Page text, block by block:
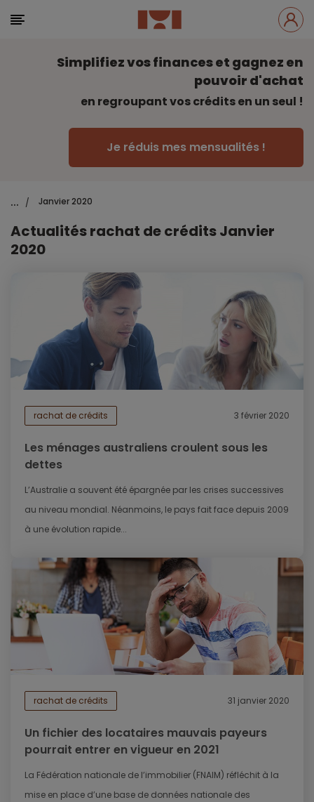
Simplifiez vos finances et gagnez en
pouvoir d'achat
en regroupant vos crédits en un seul !
Je réduis mes mensualités !
... / Janvier 2020
Actualités rachat de crédits Janvier
2020
rachat de crédits 3 février 2020
Les ménages australiens croulent sous les
dettes
L’Australie a souvent été épargnée par les crises successives
au niveau mondial. Néanmoins, le pays fait face depuis 2009
à une évolution rapide...
rachat de crédits 31 janvier 2020
Un fichier des locataires mauvais payeurs
pourrait entrer en vigueur en 2021
La Fédération nationale de l’immobilier (FNAIM) réfléchit à la
mise en place d’une base de données nationale des